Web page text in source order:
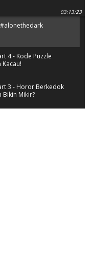
03:13:23
4 - Kode Puzzle
3 - Horor Berkedok
Bikin Mikir?